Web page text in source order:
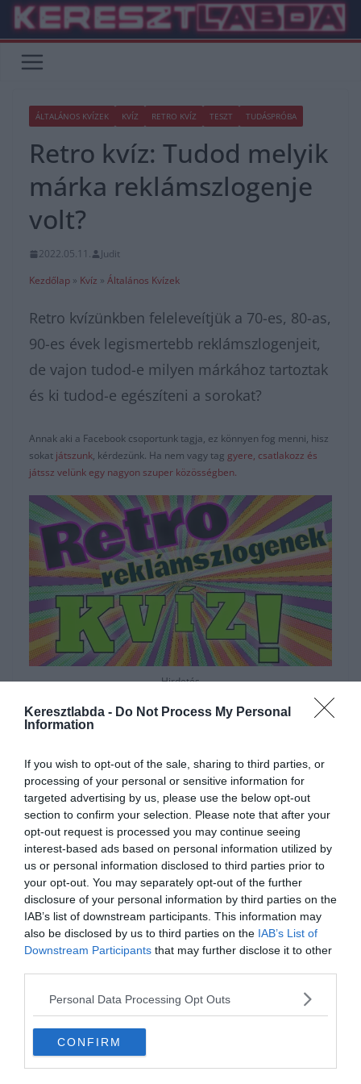
Keresztlabda - Do Not Process My Personal
Information
If you wish to opt-out of the sale, sharing to third parties, or
processing of your personal or sensitive information for
targeted advertising by us, please use the below opt-out
section to confirm your selection. Please note that after your
opt-out request is processed you may continue seeing
interest-based ads based on personal information utilized by
us or personal information disclosed to third parties prior to
your opt-out. You may separately opt-out of the further
disclosure of your personal information by third parties on the
IAB’s list of downstream participants. This information may
also be disclosed by us to third parties on the IAB’s List of
Downstream Participants that may further disclose it to other
Personal Data Processing Opt Outs
CONFIRM
Skip
content
ÁLTALÁNOS KVÍZEK KVÍZ RETRO KVÍZ TESZT TUDÁSPRÓBA
Retro kvíz: Tudod melyik
márka reklámszlogenje
volt?
2022.05.11.
Judit
Kezdőlap » Kvíz » Általános Kvízek
Retro kvízünkben feleleveítjük a 70-es, 80-as,
90-es évek legismertebb reklámszlogenjeit,
de vajon tudod-e milyen márkához tartoztak
és ki tudod-e egészíteni a sorokat?
Annak aki a Facebook csoportunk tagja, ez könnyen fog menni, hisz
sokat játszunk, kérdezünk. Ha nem vagy tag gyere, csatlakozz és
játssz velünk egy nagyon szuper közösségben.
Hirdetés
Készen állsz?
0%
Emlékszel még rá?
'Útbaesik jövet-menet a
... ... .'